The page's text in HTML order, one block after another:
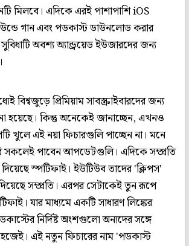
মিলবে। এদিকে এরই পাশাপাশি iOS
গান এবং পডকাস্ট ডাউনলোড করার
অবশ্য অ্যান্ড্রয়েড ইউজারদের জন্য
বিশ্বজুড়ে প্রিমিয়াম সাবস্ক্রাইবারদের জন্য
হয়েছে। কিন্তু অনেকেই জানাচ্ছেন, এখনও
খুলে এই নয়া ফিচারগুলি পাচ্ছেন না। মনে
সকলেই পাবেন আপডেটগুলি। এদিকে সম্প্রতি
স্পটিফাই। ইউটিউব তাদের 'ক্লিপস'
সম্প্রতি। এরপর সেটাকেই তুন রূপে
যার মাধ্যমে একটি সাধারণ লিঙ্কের
নির্দিষ্ট অংশগুলো অন্যদের সঙ্গে
এই নতুন ফিচারের নাম 'পডকাস্ট